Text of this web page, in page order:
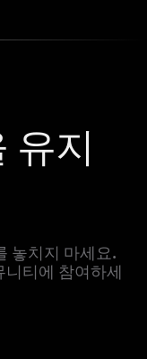
유지
놓치지 마세요.
티에 참여하세